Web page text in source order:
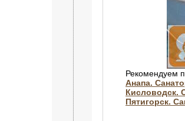
Рекомендуем
Анапа.
Кисловодск.
Пятигорск.